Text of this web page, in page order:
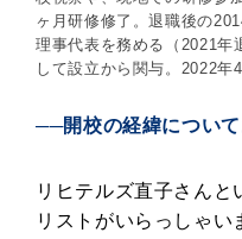
ヶ月研修修了。退職後の
理事代表を務める（2021年
して設立から関与。2022年
──開校の経緯について
リヒテルズ直子さんと
リストがいらっしゃい